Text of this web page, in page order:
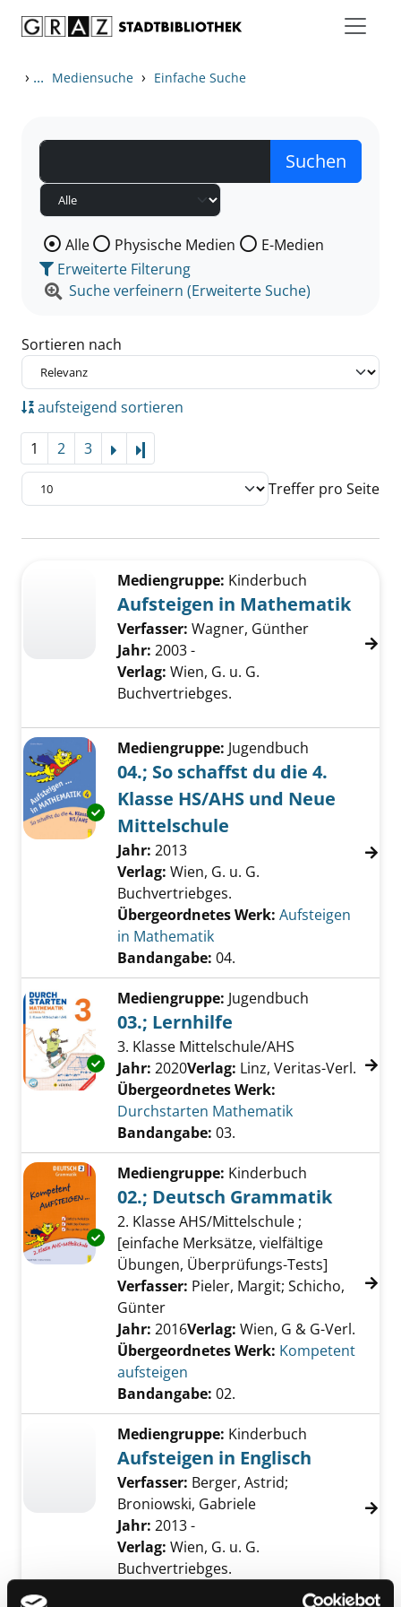
› ... Mediensuche › Einfache Suche
Wählen Sie die Medienart nach der Sie suchen wollen.
Alle Physische Medien
E-Medien
Erweiterte Filterung
Suche verfeinern (Erweiterte Suche)
Sortieren nach
aufsteigend sortieren
1 2 3
Treffer pro Seite
Zu den Suchfiltern springen
Mediengruppe: Kinderbuch
Aufsteigen in Mathematik
Verfasser: Wagner, Günther
Jahr: 2003 -
Verlag: Wien, G. u. G.
Buchvertriebges.
Exemplar-Details von 04.; So schaffst du die
Mediengruppe: Jugendbuch
04.; So schaffst du die 4.
Klasse HS/AHS und Neue
Mittelschule
Suche nach diesem Verfasser
Jahr: 2013
Verlag: Wien, G. u. G.
Buchvertriebges.
Übergeordnetes Werk: Aufsteigen
in Mathematik
Bandangabe: 04.
Exemplar-Details von 03.; Lernhilfe anzeigen
Mediengruppe: Jugendbuch
03.; Lernhilfe
3. Klasse Mittelschule/AHS
Suche nach diesem Verfasser
Jahr: 2020Verlag: Linz, Veritas-Verl.
Übergeordnetes Werk:
Durchstarten Mathematik
Bandangabe: 03.
Exemplar-Details von 02.; Deutsch
Mediengruppe: Kinderbuch
02.; Deutsch Grammatik
2. Klasse AHS/Mittelschule ;
[einfache Merksätze, vielfältige
Übungen, Überprüfungs-Tests]
Verfasser: Pieler, Margit; Schicho,
Günter
Jahr: 2016Verlag: Wien, G & G-Verl.
Übergeordnetes Werk: Kompetent
aufsteigen
Bandangabe: 02.
Mediengruppe: Kinderbuch
Aufsteigen in Englisch
Verfasser: Berger, Astrid;
Broniowski, Gabriele
Jahr: 2013 -
Verlag: Wien, G. u. G.
Buchvertriebges.